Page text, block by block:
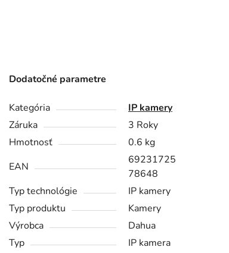
Dodatočné parametre
Kategória
IP kamery
Záruka
3 Roky
Hmotnosť
0.6 kg
EAN
69231725
78648
Typ technológie
IP kamery
Typ produktu
Kamery
Výrobca
Dahua
Typ
IP kamera